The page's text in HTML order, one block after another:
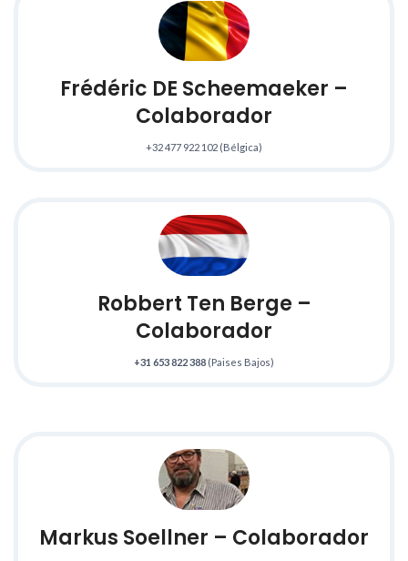
Frédéric DE Scheemaeker –
Colaborador
+32 477 922 102 (Bélgica)
Robbert Ten Berge –
Colaborador
+31 653 822 388 (Paises Bajos)
Markus Soellner – Colaborador